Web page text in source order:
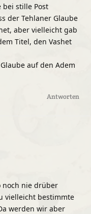
stille Post
der Tehlaner Glaube
aber vielleicht gab
Titel, den Vashet
auf den Adem
Antworten
noch nie drüber
vielleicht bestimmte
werden wir aber